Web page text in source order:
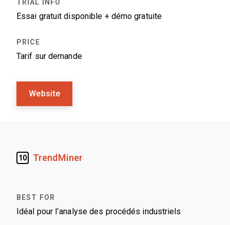
Essai gratuit disponible + démo gratuite
Tarif sur demande
Website
10 TrendMiner
Idéal pour l’analyse des procédés industriels